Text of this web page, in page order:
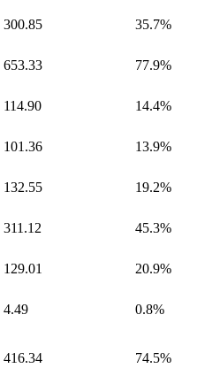
300.85 35.7%
653.33 77.9%
114.90 14.4%
101.36 13.9%
132.55 19.2%
311.12 45.3%
129.01 20.9%
4.49 0.8%
416.34 74.5%